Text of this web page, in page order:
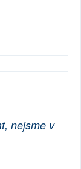
nejsme v